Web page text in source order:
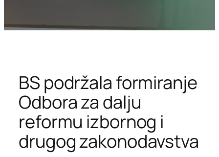
BS podržala formiranje
Odbora za dalju
reformu izbornog i
drugog zakonodavstva